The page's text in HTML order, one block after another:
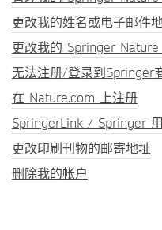
更改我的姓名或电子邮件
更改我的 Springer
无法注册/登录到Springer
在 Nature.com 上注册
SpringerLink / Springer
更改印刷刊物的邮寄地址
删除我的帐户